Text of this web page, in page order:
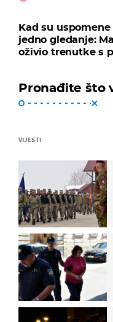
Kad su
jedno gledanje:
oživio trenutke s
Pronađite što
VIJESTI